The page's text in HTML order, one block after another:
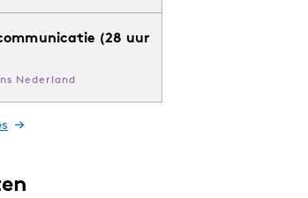
(28 uur
Nederland